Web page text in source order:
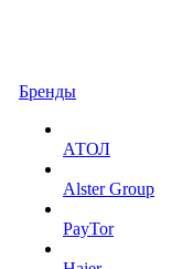
Бренды
АТОЛ
Alster Group
PayTor